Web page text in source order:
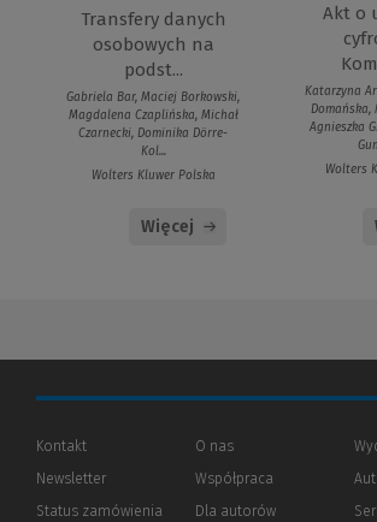
Transfery danych
osobowych na
podst...
Gabriela Bar, Maciej Borkowski,
Magdalena Czaplińska, Michał
Czarnecki, Dominika Dörre-
Kol...
Wolters Kluwer Polska
Więcej
Akt o
Katarzyna
Domańska,
Agnieszka
Wolters
Kontakt
Newsletter
Status zamówienia
O nas
Współpraca
Dla autorów(Nowe
(Link